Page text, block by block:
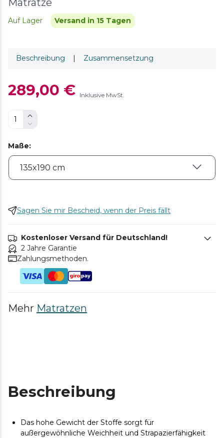
Matratze
Auf Lager Versand in 15 Tagen
Beschreibung | Zusammensetzung
289,00 € Inklusive MwSt.
Maße:
Sagen Sie mir Bescheid, wenn der Preis fällt
Kostenloser Versand für Deutschland!
2 Jahre Garantie
Zahlungsmethoden.
Mehr Matratzen
Beschreibung
Das hohe Gewicht der Stoffe sorgt für
außergewöhnliche Weichheit und Strapazierfähigkeit